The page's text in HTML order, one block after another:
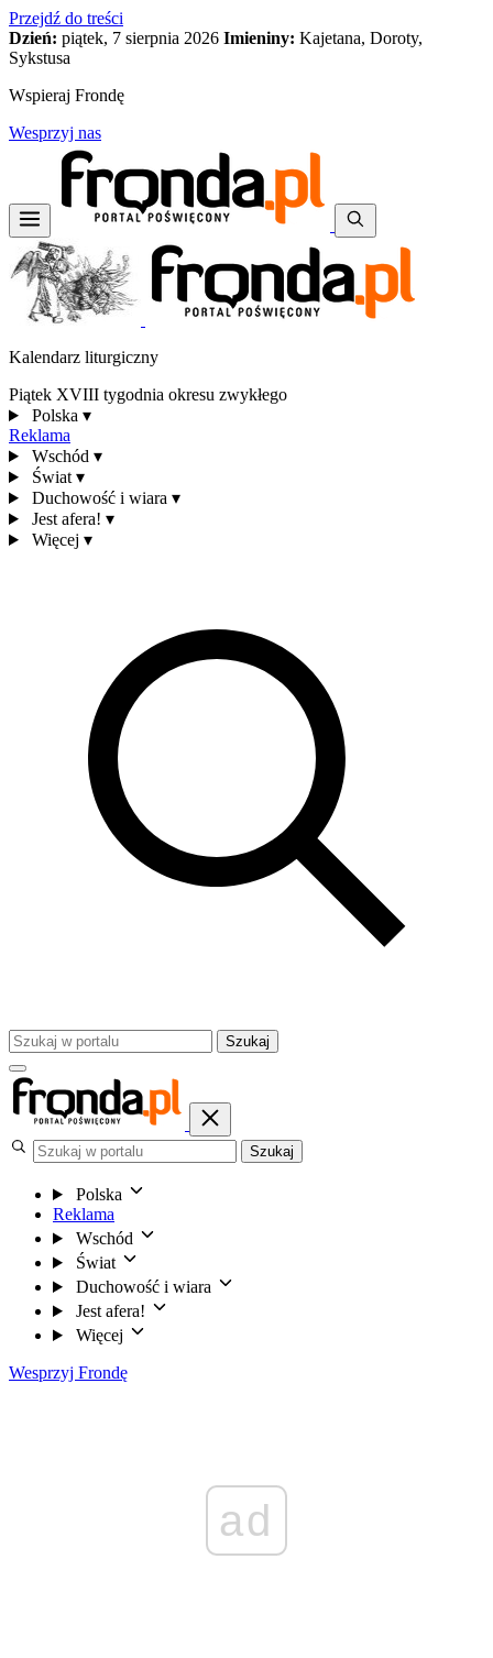
Przejdź do treści
Dzień: piątek, 7 sierpnia 2026 Imieniny: Kajetana, Doroty,
Sykstusa
Wspieraj Frondę
Wesprzyj nas
Kalendarz liturgiczny
Piątek XVIII tygodnia okresu zwykłego
Polska ▾
Reklama
Wschód ▾
Świat ▾
Duchowość i wiara ▾
Jest afera! ▾
Więcej ▾
Szukaj
Szukaj
Polska
Reklama
Wschód
Świat
Duchowość i wiara
Jest afera!
Więcej
Wesprzyj Frondę
ad